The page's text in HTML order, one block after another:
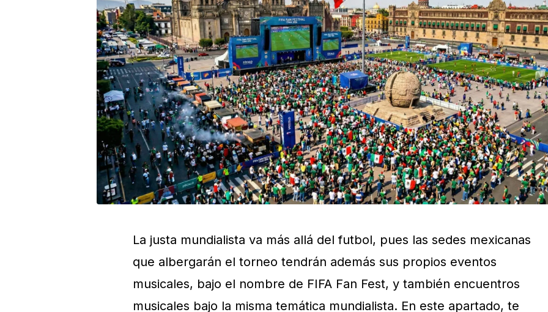
La justa mundialista va más allá del futbol, pues las sedes mexicanas
que albergarán el torneo tendrán además sus propios eventos
musicales, bajo el nombre de FIFA Fan Fest, y también encuentros
musicales bajo la misma temática mundialista. En este apartado, te